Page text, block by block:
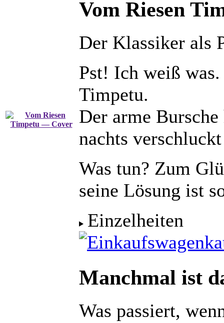
Vom Riesen
Der Klassiker als
Pst! Ich weiß
Timpetu.
Der arme
nachts
Was tun? Zum
seine Lösung ist
Einzelheiten
Manchmal ist
Was passiert,